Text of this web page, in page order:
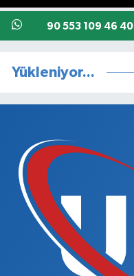
90 553 109 46 40
Yükleniyor...